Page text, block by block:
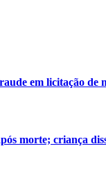
em licitação de
morte; criança